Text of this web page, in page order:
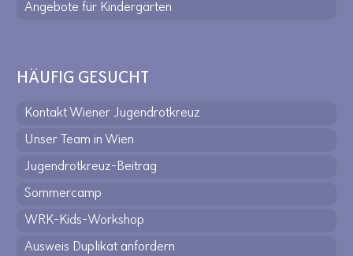
Angebote für Kindergärten
HÄUFIG GESUCHT
Kontakt Wiener Jugendrotkreuz
Unser Team in Wien
Jugendrotkreuz-Beitrag
Sommercamp
WRK-Kids-Workshop
Ausweis Duplikat anfordern